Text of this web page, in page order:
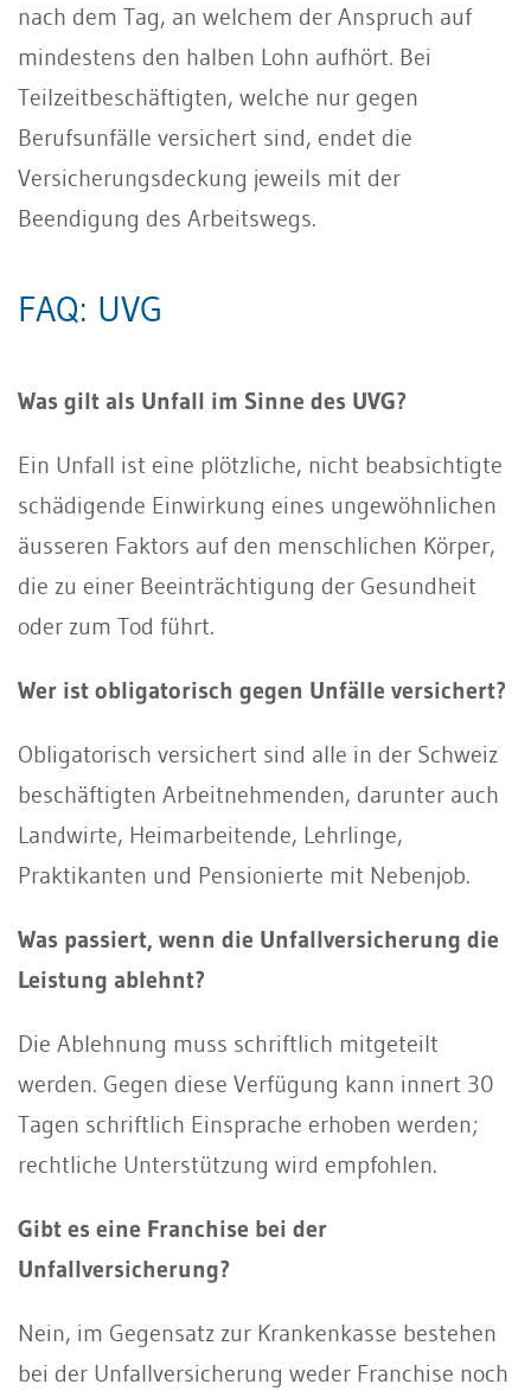
nach dem Tag, an welchem der Anspruch auf
mindestens den halben Lohn aufhört. Bei
Teilzeitbeschäftigten, welche nur gegen
Berufsunfälle versichert sind, endet die
Versicherungsdeckung jeweils mit der
Beendigung des Arbeitswegs.
FAQ: UVG
Was gilt als Unfall im Sinne des UVG?
Ein Unfall ist eine plötzliche, nicht beabsichtigte
schädigende Einwirkung eines ungewöhnlichen
äusseren Faktors auf den menschlichen Körper,
die zu einer Beeinträchtigung der Gesundheit
oder zum Tod führt.
Wer ist obligatorisch gegen Unfälle versichert?
Obligatorisch versichert sind alle in der Schweiz
beschäftigten Arbeitnehmenden, darunter auch
Landwirte, Heimarbeitende, Lehrlinge,
Praktikanten und Pensionierte mit Nebenjob.
Was passiert, wenn die Unfallversicherung die
Leistung ablehnt?
Die Ablehnung muss schriftlich mitgeteilt
werden. Gegen diese Verfügung kann innert 30
Tagen schriftlich Einsprache erhoben werden;
rechtliche Unterstützung wird empfohlen.
Gibt es eine Franchise bei der
Unfallversicherung?
Nein, im Gegensatz zur Krankenkasse bestehen
bei der Unfallversicherung weder Franchise noch